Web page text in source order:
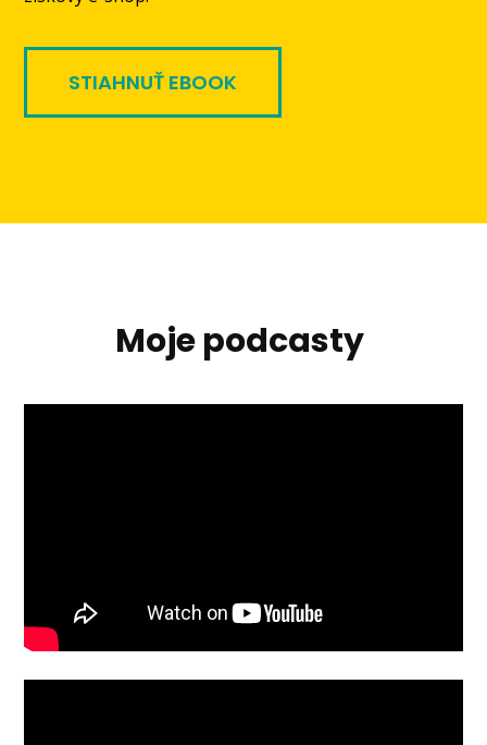
STIAHNUŤ EBOOK
Moje podcasty